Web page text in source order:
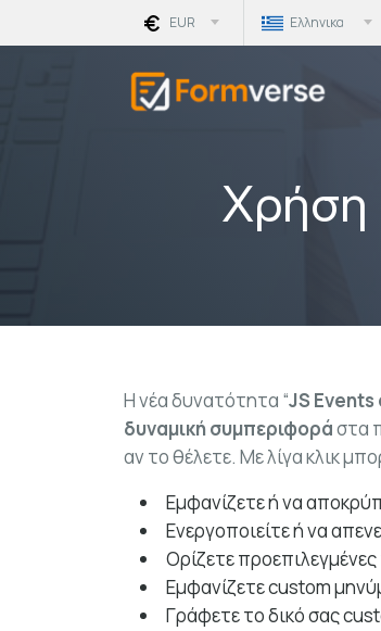
EUR Ελληνικα
Χρήση
Η νέα δυνατότητα “JS Events
δυναμική συμπεριφοράστα
αν το θέλετε. Με λίγα κλικ
Εμφανίζετε ή να
Ενεργοποιείτε ή να
Ορίζετε
Εμφανίζετε custom
Γράφετε το δικό σας